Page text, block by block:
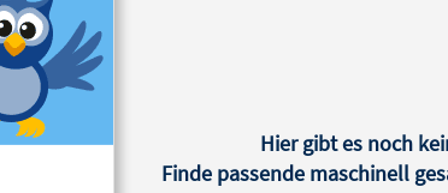
Hier gibt es noch
Finde passende maschinell